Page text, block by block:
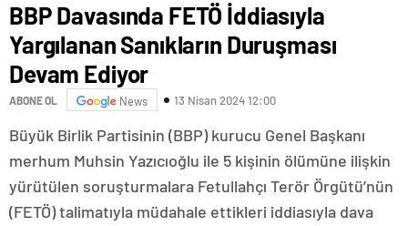
BBP Davasında FETÖ İddiasıyla
Yargılanan Sanıkların Duruşması
Devam Ediyor
ABONE OL News 13 Nisan 2024 12:00
Büyük Birlik Partisinin (BBP) kurucu Genel Başkanı
merhum Muhsin Yazıcıoğlu ile 5 kişinin ölümüne ilişkin
yürütülen soruşturmalara Fetullahçı Terör Örgütü’nün
(FETÖ) talimatıyla müdahale ettikleri iddiasıyla dava